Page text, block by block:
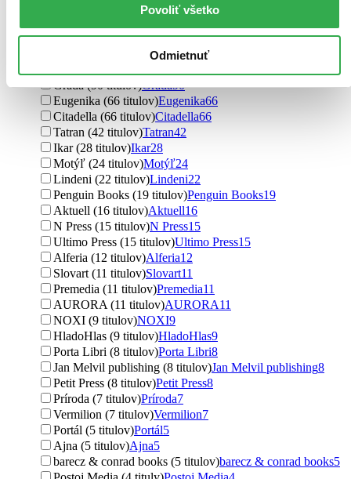
Povoliť všetko
Odmietnuť
Dan Ariely (3 tituly)Dan Ariely3
Grada (90 titulov)Grada90
Eugenika (66 titulov)Eugenika66
Citadella (66 titulov)Citadella66
Tatran (42 titulov)Tatran42
Ikar (28 titulov)Ikar28
Motýľ (24 titulov)Motýľ24
Lindeni (22 titulov)Lindeni22
Penguin Books (19 titulov)Penguin Books19
Aktuell (16 titulov)Aktuell16
N Press (15 titulov)N Press15
Ultimo Press (15 titulov)Ultimo Press15
Alferia (12 titulov)Alferia12
Slovart (11 titulov)Slovart11
Premedia (11 titulov)Premedia11
AURORA (11 titulov)AURORA11
NOXI (9 titulov)NOXI9
HladoHlas (9 titulov)HladoHlas9
Porta Libri (8 titulov)Porta Libri8
Jan Melvil publishing (8 titulov)Jan Melvil publishing8
Petit Press (8 titulov)Petit Press8
Príroda (7 titulov)Príroda7
Vermilion (7 titulov)Vermilion7
Portál (5 titulov)Portál5
Ajna (5 titulov)Ajna5
barecz & conrad books (5 titulov)barecz & conrad books5